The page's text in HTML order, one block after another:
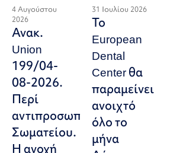
4 Αυγούστου
2026
Ανακ.
Union
199/04-
08-2026.
Περί
αντιπροσωπευτικού
Σωματείου.
Η ανοχή
31 Ιουλίου 2026
Το
European
Dental
Center θα
παραμείνει
ανοιχτό
όλο το
μήνα